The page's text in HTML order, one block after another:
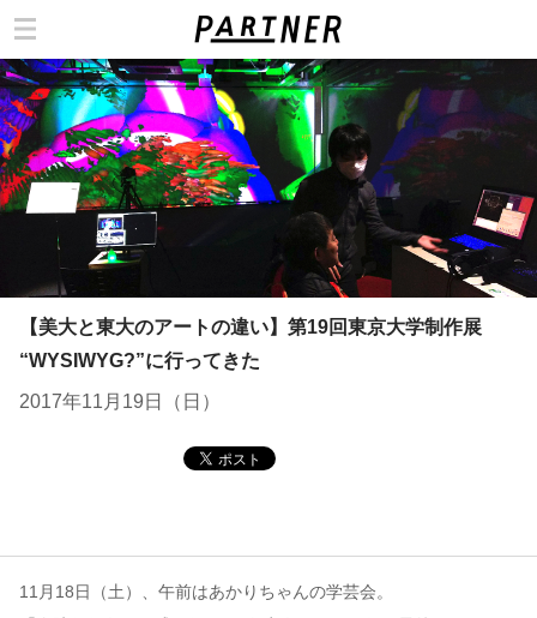
【美大と東大のアートの違い】第19回東京大学制作展
“WYSIWYG?”に行ってきた
2017年11月19日（日）
11月18日（土）、午前はあかりちゃんの学芸会。
カテゴリ
コンテンツ